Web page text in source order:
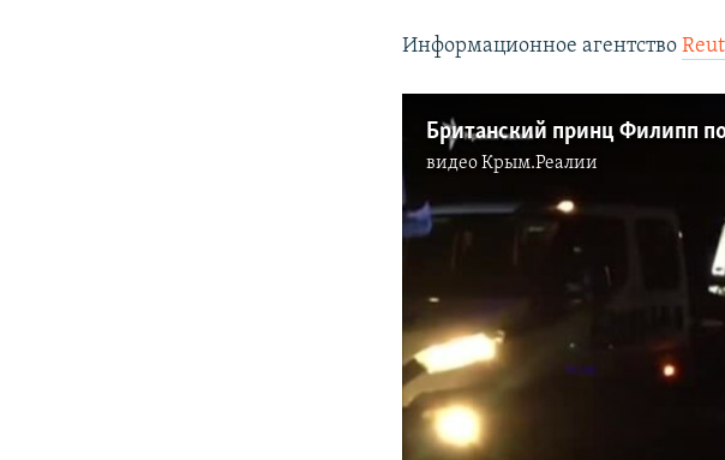
Информационное агентство
Британский принц Филипп
видеоКрым.Реалии
No